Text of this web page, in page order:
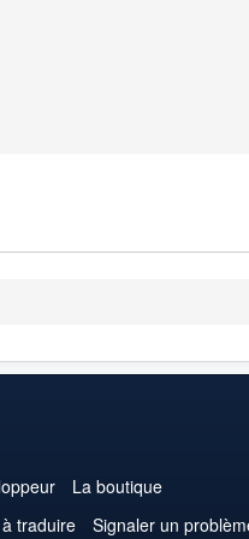
La boutique
traduire Signaler un